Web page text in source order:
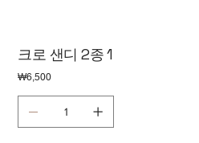
크로 샌디 2종 1
가
₩6,500